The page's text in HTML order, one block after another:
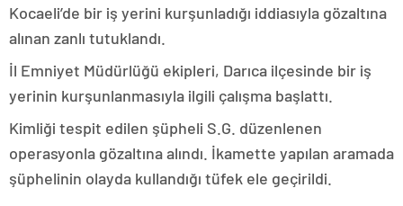
Kocaeli’de bir iş yerini kurşunladığı iddiasıyla gözaltına
alınan zanlı tutuklandı.
İl Emniyet Müdürlüğü ekipleri, Darıca ilçesinde bir iş
yerinin kurşunlanmasıyla ilgili çalışma başlattı.
Kimliği tespit edilen şüpheli S.G. düzenlenen
operasyonla gözaltına alındı. İkamette yapılan aramada
şüphelinin olayda kullandığı tüfek ele geçirildi.